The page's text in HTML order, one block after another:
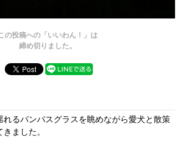
の投稿への「いいわん！」は
締め切りました。
れるパンパスグラスを眺めながら愛犬と散策
ました。